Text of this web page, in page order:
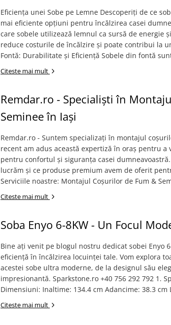
Eficiența unei Sobe pe Lemne Descoperiți de ce
mai eficiente opțiuni pentru încălzirea casei
care sobele utilizează lemnul ca sursă de energie
reduce costurile de încălzire și poate contribui la
Fontă: Durabilitate și Eficiență Sobele din fontă
Citeste mai mult
Remdar.ro - Specialiști în
Seminee în Iași
Remdar.ro - Suntem specializați în montajul
recent am adus această expertiză în oraș pentru
pentru confortul și siguranța casei
lucrăm și ce produse premium avem de oferit
Serviciile noastre: Montajul Coșurilor de Fum &
Citeste mai mult
Soba Enyo 6-8KW - Un Focul
Bine ați venit pe blogul nostru dedicat sobei Enyo
eficiență în încălzirea locuinței tale. Vom explora
acestei sobe ultra moderne, de la designul său
impresionantă. Sparkstone.ro +40 756 292 792 1.
Dimensiuni: Inaltime: 134.4 cm Adancime: 38.3 cm
Citeste mai mult